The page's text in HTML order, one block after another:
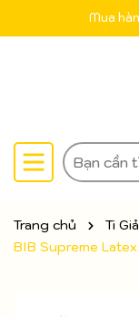
Mua
Trang chủ Ti Giả
BIB Supreme